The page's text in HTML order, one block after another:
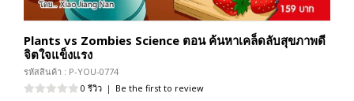
Plants vs Zombies Science ตอน ค้นหาเคล็ดลับสุขภาพดี
จิตใจแข็งแรง
รหัสสินค้า : P-YOU-0774
0 รีวิว | Be the first to review